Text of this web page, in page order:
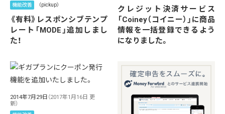
機能改善 （pickup）
《有料》レスポンシブテンプ
レート「MODE」追加しまし
た！
クレジット決済サービス
「Coiney（コイニー）」に商品
情報を一括登録できるよう
になりました。
2014年7月29日 （2017年1月16日 更
新）